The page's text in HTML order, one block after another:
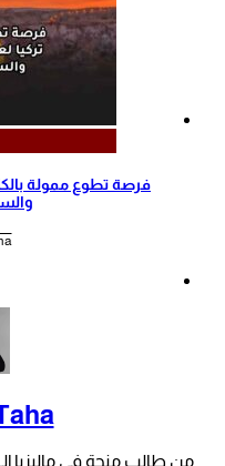
|
من طالب منحة في ماليزيا